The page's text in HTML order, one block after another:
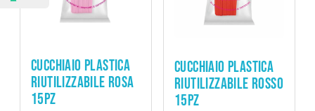
CUCCHIAIO PLASTICA
RIUTILIZZABILE ROSA
15PZ
CUCCHIAIO PLASTICA
RIUTILIZZABILE ROSSO
15PZ